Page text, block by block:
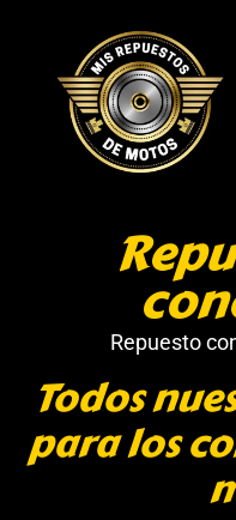
Repuesto
Todos
para los